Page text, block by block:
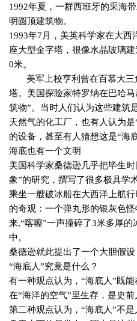
1992年夏，一群西班牙的采海
明圆顶建筑物。
1993年7月，美英科学家在大西
座大型金字塔，很像水晶玻璃
0米。
美军上校亨利曾在百慕大
塔。美国探险家特罗纳在巴哈
筑物”。当时人们认为这些建筑
天然气的化工厂，也有人认为
的设备，甚至有人猜想这是“海
海底也有一个文明
美国科学家桑德逊几乎把毕生
象”的研究，撰写了很多极具学
乘坐一艘破冰船在大西洋上航
的奇观：一个弹丸形的银灰色
来,“喀嚓”一声撞碎了3米多厚的
中。
桑德逊就此提出了一个大胆假设
“海底人”究竟是什么？
有一种观点认为，“海底人”既
在“海洋的空气”里生存，是史前
第二种观点认为，“海底人”不